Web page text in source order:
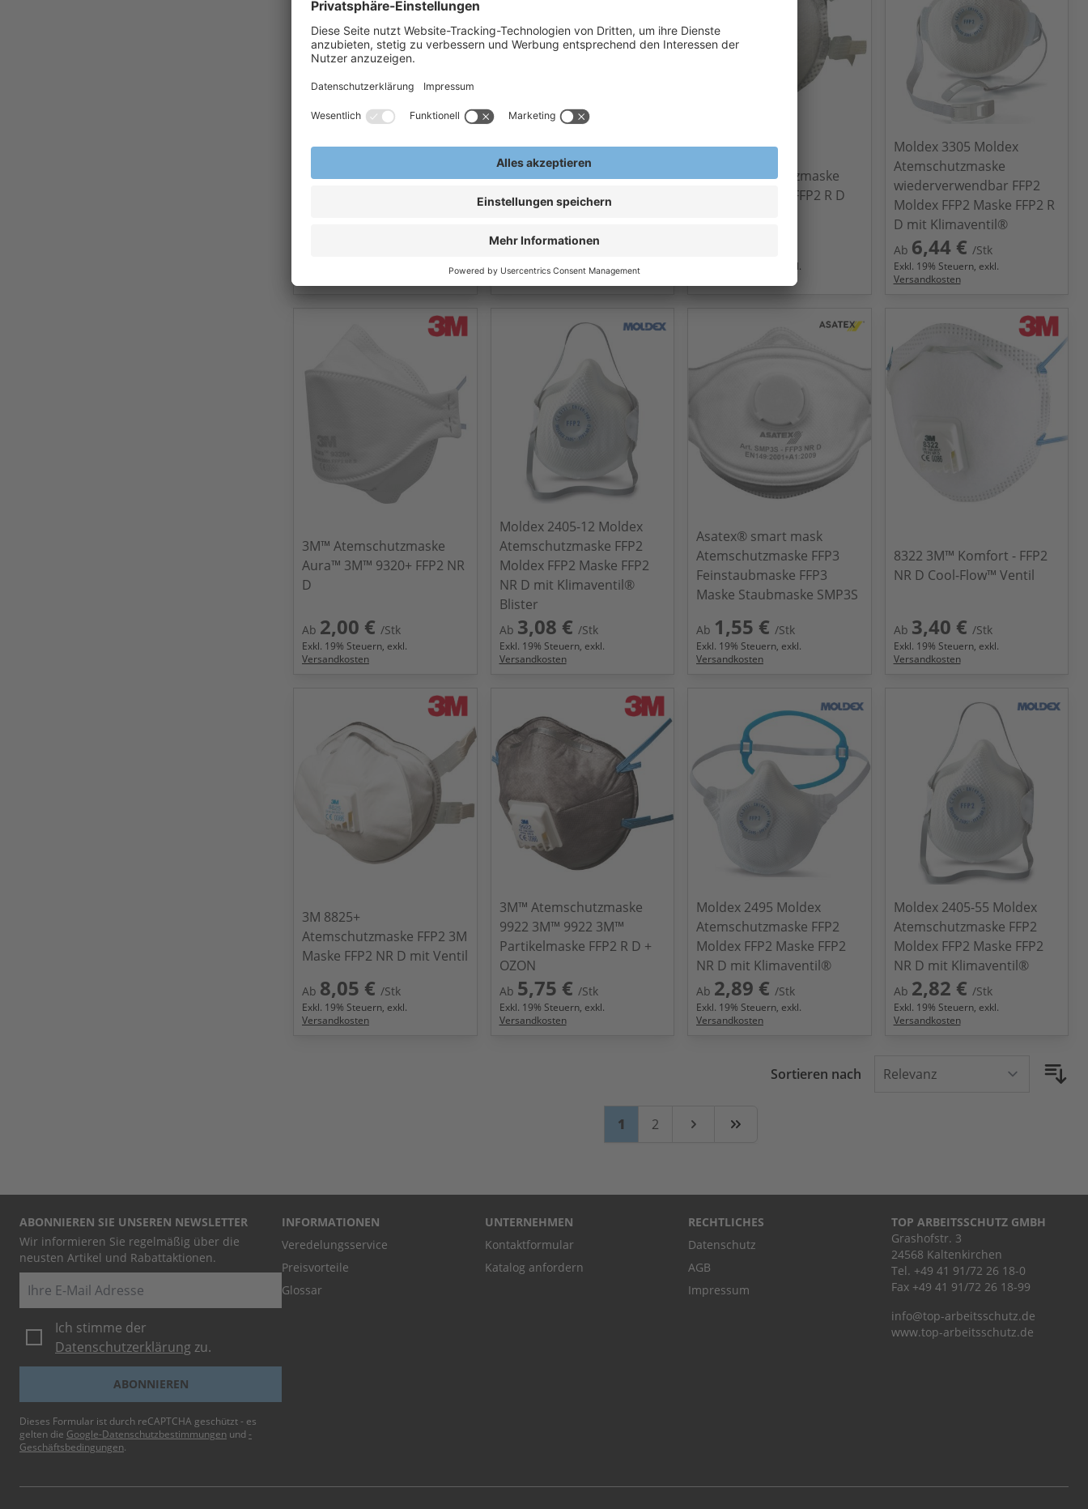
Atemschutzmaske FFP2
Asatex® Atemschutzmaske
FFP2 Feinstaubmaske FFP2
Maske Staubmaske FMP2
Ab0,59 € /Stk
Exkl.19% Steuern, exkl.
3M™ Atemschutzmaske
9928 3M™ 9928 FFP2 R D
% Steuern, exkl.
Moldex 3305 Moldex
Atemschutzmaske
wiederverwendbar FFP2
Moldex FFP2 Maske FFP2 R
D mit Klimaventil®
Ab 6,44 € /Stk
Exkl. 19% Steuern, exkl.
Versandkosten
3M™ Atemschutzmaske
Aura™ 3M™ 9320+ FFP2 NR
D
Ab 2,00 € /Stk
Exkl. 19% Steuern, exkl.
Versandkosten
Moldex 2405-12 Moldex
Atemschutzmaske FFP2
Moldex FFP2 Maske FFP2
NR D mit Klimaventil®
Blister
Ab 3,08 € /Stk
Exkl. 19% Steuern, exkl.
Versandkosten
Asatex® smart mask
Atemschutzmaske FFP3
Feinstaubmaske FFP3
Maske Staubmaske SMP3S
Ab 1,55 € /Stk
Exkl. 19% Steuern, exkl.
Versandkosten
8322 3M™ Komfort - FFP2
NR D Cool-Flow™ Ventil
Ab 3,40 € /Stk
Exkl. 19% Steuern, exkl.
Versandkosten
3M 8825+
Atemschutzmaske FFP2 3M
Maske FFP2 NR D mit Ventil
Ab 8,05 € /Stk
Exkl. 19% Steuern, exkl.
Versandkosten
3M™ Atemschutzmaske
9922 3M™ 9922 3M™
Partikelmaske FFP2 R D +
OZON
Ab 5,75 € /Stk
Exkl. 19% Steuern, exkl.
Versandkosten
Moldex 2495 Moldex
Atemschutzmaske FFP2
Moldex FFP2 Maske FFP2
NR D mit Klimaventil®
Ab 2,89 € /Stk
Exkl. 19% Steuern, exkl.
Versandkosten
Moldex 2405-55 Moldex
Atemschutzmaske FFP2
Moldex FFP2 Maske FFP2
NR D mit Klimaventil®
Ab 2,82 € /Stk
Exkl. 19% Steuern, exkl.
Versandkosten
Sortieren nach
Sie lesen gerade Seite
1 Seite
2 Weiter Zuletzt
ABONNIEREN SIE UNSEREN NEWSLETTER
Wir informieren Sie regelmäßig über die
neusten Artikel und Rabattaktionen.
E-Mail
Ich stimme der
Datenschutzerklärung zu.
ABONNIEREN
Dieses Formular ist durch reCAPTCHA geschützt - es
gelten die Google-Datenschutzbestimmungen und -
Geschäftsbedingungen.
INFORMATIONEN
Veredelungsservice
Preisvorteile
Glossar
UNTERNEHMEN
Kontaktformular
Katalog anfordern
RECHTLICHES
Datenschutz
AGB
Impressum
TOP ARBEITSSCHUTZ GMBH
Grashofstr. 3
24568 Kaltenkirchen
Tel. +49 41 91/72 26 18-0
Fax +49 41 91/72 26 18-99
info@top-arbeitsschutz.de
www.top-arbeitsschutz.de